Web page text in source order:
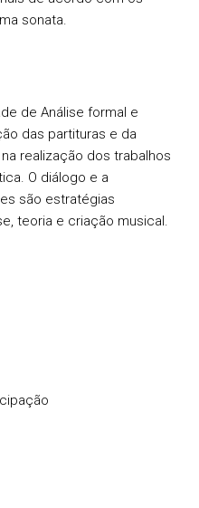
sonata.
de Análise formal e
das partituras e da
realização dos trabalhos
O diálogo e a
são estratégias
teoria e criação musical.